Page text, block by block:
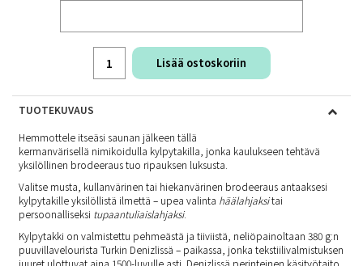
Lisää ostoskoriin
TUOTEKUVAUS
Hemmottele itseäsi saunan jälkeen tällä
kermanvärisellä nimikoidulla kylpytakilla, jonka kaulukseen tehtävä
yksilöllinen brodeeraus tuo ripauksen luksusta.
Valitse musta, kullanvärinen tai hiekanvärinen brodeeraus antaaksesi
kylpytakille yksilöllistä ilmettä – upea valinta häälahjaksitai
persoonalliseksi tupaantuliaislahjaksi.
Kylpytakki on valmistettu pehmeästä ja tiiviistä, neliöpainoltaan 380 g:n
puuvillavelourista Turkin Denizlissä – paikassa, jonka tekstiilivalmistuksen